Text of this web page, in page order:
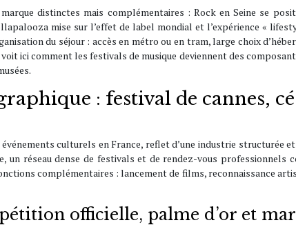
distinctes mais complémentaires : Rock en Seine se
mise sur l’effet de label mondial et l’expérience «
du séjour : accès en métro ou en tram, large choix
ici comment les festivals de musique deviennent des
: festival de cannes,
culturels en France, reflet d’une industrie structurée
un réseau dense de festivals et de rendez-vous
complémentaires : lancement de films, reconnaissance
officielle, palme d’or et